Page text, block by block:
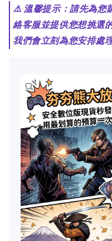
⚠️ 溫馨提示：請先為您
絡客服並提供您想挑選
我們會立刻為您安排處